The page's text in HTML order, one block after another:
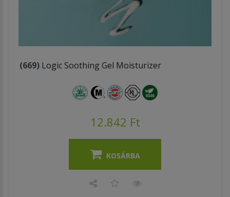
(669) Logic Soothing Gel Moisturizer
12.842 Ft
KOSÁRBA